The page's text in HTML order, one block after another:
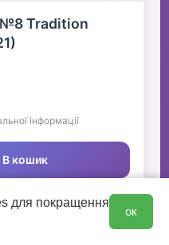
№8 Tradition
інформації
В кошик
для покращення
ок
0